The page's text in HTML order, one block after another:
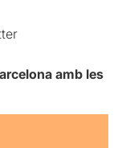
amb les